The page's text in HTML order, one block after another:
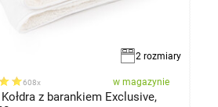
2 rozmiary
608x w magazynie
z barankiem Exclusive,